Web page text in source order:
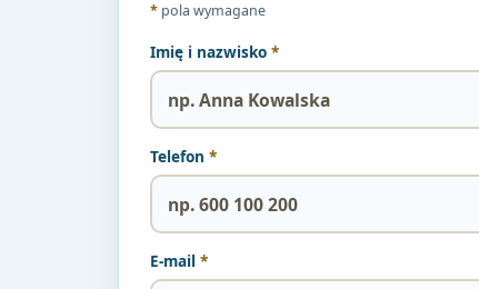
* pola wymagane
Imię i nazwisko *
Telefon *
E-mail *